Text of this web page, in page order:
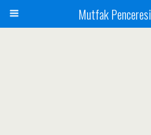
Mutfak Penceresi